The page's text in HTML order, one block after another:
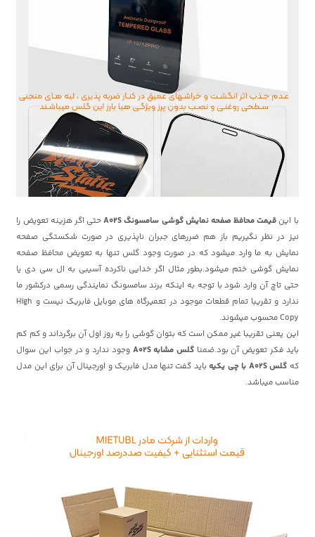
با این قیمت محافظ صفحه نمایش گوشی سامسونگ A02S
حتی اگر هزینه تعویض را
نیز در نظر نگیریم باز هم ضررهای جبران ناپذیری در صورت شکستگی صفحه
نمایش به ما وارد میشود که در صورت وجود گلس تنها به تعویض محافظ صفحه
نمایش گوشی ختم میشود.بطور مثال اگر خدایی ناکرده آسیبی به ال سی دی یا
حتی تاچ آن وارد شود با توجه به اینکه برند سامسونگ نمایندگی رسمی درکشور ما
ندارد و تقریبا تمام قطعات موجود در تعمیرگاه های موبایل فابریک نیست و High
Copy محسوب میشوند.
این یعنی تقریبا غیر ممکن است که بتوان گوشی را به روز اول آن برگرداند و کم کم
باید فکر تعویض آن بود.ضمناگلس مشابه A02S
وجود ندارد و در جواب این سوال
که گلس A02S با چی یکیه
باید گفت تنها مدل فابریک و اورجینال آن برای این مدل
مناسب میباشد.